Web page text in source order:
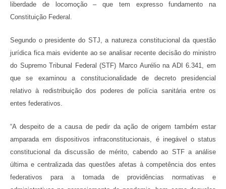
liberdade de locomoção – que tem expresso fundamento na
Constituição Federal.
Segundo o presidente do STJ, a natureza constitucional da questão
jurídica fica mais evidente ao se analisar recente decisão do ministro
do Supremo Tribunal Federal (STF) Marco Aurélio na ADI 6.341, em
que se examinou a constitucionalidade de decreto presidencial
relativo à redistribuição dos poderes de polícia sanitária entre os
entes federativos.
“A despeito de a causa de pedir da ação de origem também estar
amparada em dispositivos infraconstitucionais, é inegável o status
constitucional da discussão de mérito, cabendo ao STF a análise
última e centralizada das questões afetas à competência dos entes
federativos para a tomada de providências normativas e